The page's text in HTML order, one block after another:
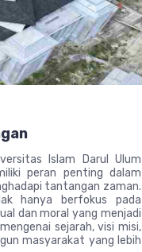
Islam Darul Ulum
peran penting dalam
tantangan zaman.
hanya berfokus pada
dan moral yang menjadi
sejarah, visi misi,
masyarakat yang lebih